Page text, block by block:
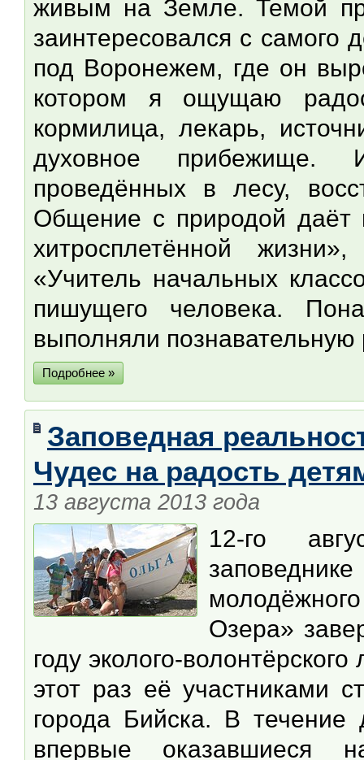
живым на Земле. Темой
заинтересовался с самого
под Воронежем, где он
котором я ощущаю
кормилица, лекарь,
духовное прибежище.
проведённых в лесу,
Общение с природой даёт
хитросплетённой
«Учитель начальных
пишущего человека.
выполняли
Подробнее »
Заповедная
Чудес на радость
13 августа 2013 года
12-го
Озера»
году эколого-
этот раз её участниками
города Бийска. В
впервые оказавшиеся